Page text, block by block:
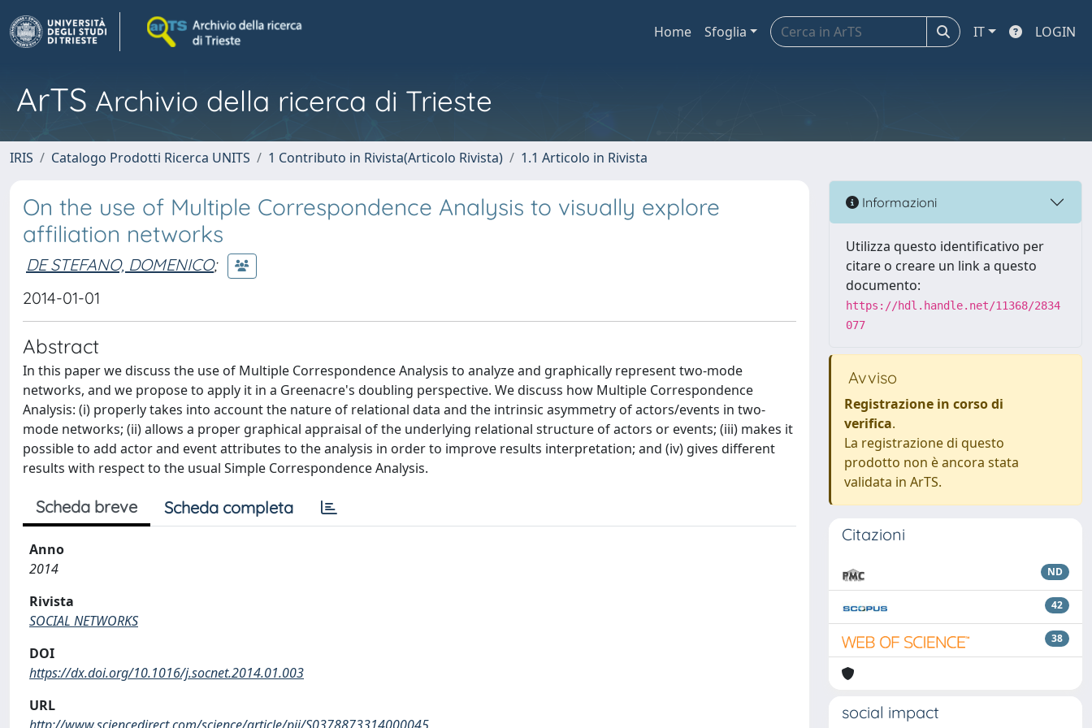
Home Sfoglia IT LOGIN
ArTS Archivio della ricerca di Trieste
IRIS Catalogo Prodotti Ricerca UNITS 1 Contributo in Rivista(Articolo Rivista) 1.1 Articolo in Rivista
On the use of Multiple Correspondence Analysis to visually explore
affiliation networks
DE STEFANO, DOMENICO;
2014-01-01
Abstract
In this paper we discuss the use of Multiple Correspondence Analysis to analyze and graphically represent two-mode
networks, and we propose to apply it in a Greenacre's doubling perspective. We discuss how Multiple Correspondence
Analysis: (i) properly takes into account the nature of relational data and the intrinsic asymmetry of actors/events in two-
mode networks; (ii) allows a proper graphical appraisal of the underlying relational structure of actors or events; (iii) makes it
possible to add actor and event attributes to the analysis in order to improve results interpretation; and (iv) gives different
results with respect to the usual Simple Correspondence Analysis.
Scheda breve Scheda completa
Anno
2014
Rivista
SOCIAL NETWORKS
DOI
https://dx.doi.org/10.1016/j.socnet.2014.01.003
URL
Informazioni
Utilizza questo identificativo per
citare o creare un link a questo
documento:
https://hdl.handle.net/11368/2834
077
Avviso
Registrazione in corso di
verifica.
La registrazione di questo
prodotto non è ancora stata
validata in ArTS.
Citazioni
ND
42
38
social impact